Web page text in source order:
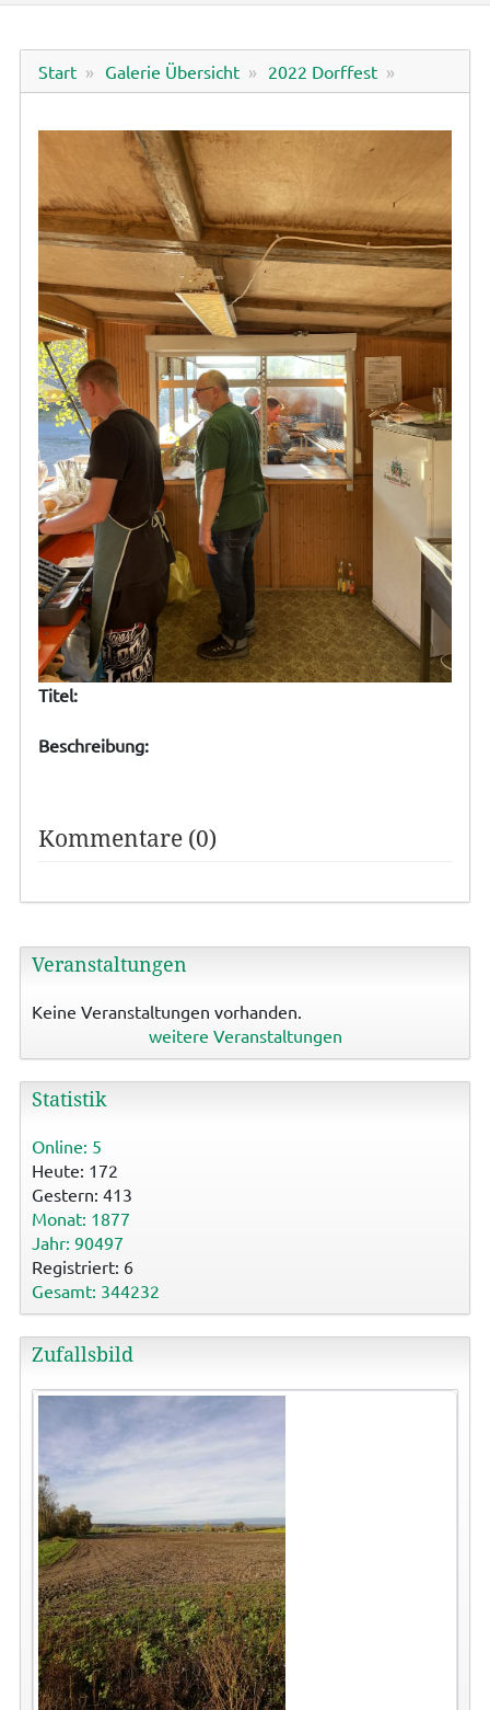
Start Galerie Übersicht 2022 Dorffest
Titel:
Beschreibung:
Kommentare (0)
Veranstaltungen
Keine Veranstaltungen vorhanden.
weitere Veranstaltungen
Statistik
Online: 5
Heute: 172
Gestern: 413
Monat: 1877
Jahr: 90497
Registriert: 6
Gesamt: 344232
Zufallsbild